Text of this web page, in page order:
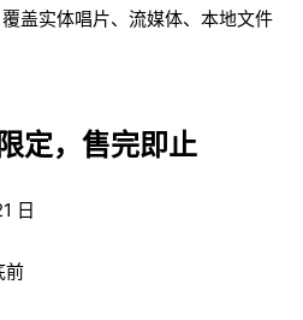
盖实体唱片、流媒体、本地文件
定，售完即止
日
前